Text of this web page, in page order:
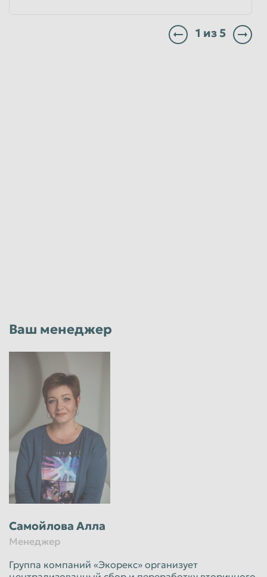
1 из5
Ваш менеджер
Самойлова Алла
Менеджер
Группа компаний «Экорекс» организует